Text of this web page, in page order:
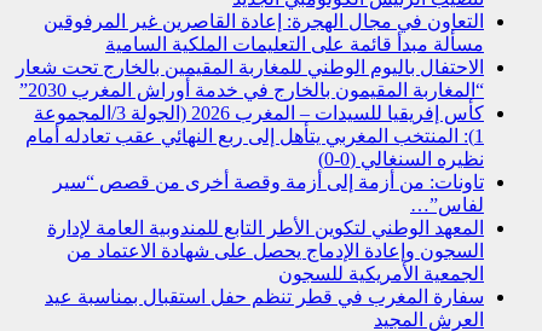
التعاون في مجال الهجرة: إعادة القاصرين غير المرفوقين
مسألة مبدأ قائمة على التعليمات الملكية السامية
الاحتفال باليوم الوطني للمغاربة المقيمين بالخارج تحت شعار
“المغاربة المقيمون بالخارج في خدمة أوراش المغرب 2030”
كأس إفريقيا للسيدات – المغرب 2026 (الجولة 3/المجموعة
1): المنتخب المغربي يتأهل إلى ربع النهائي عقب تعادله أمام
نظيره السنغالي (0-0)
تاونات: من أزمة إلى أزمة وقصة أخرى من قصص “سير
لفاس”…
المعهد الوطني لتكوين الأطر التابع للمندوبية العامة لإدارة
السجون وإعادة الإدماج يحصل على شهادة الاعتماد من
الجمعية الأمريكية للسجون
سفارة المغرب في قطر تنظم حفل استقبال بمناسبة عيد
العرش المجيد